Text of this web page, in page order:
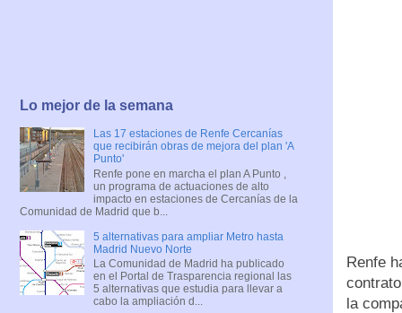
Renfe
la
Lo mejor de la semana
Las 17 estaciones de Renfe Cercanías
que recibirán obras de mejora del plan 'A
Punto'
Renfe pone en marcha el plan A Punto ,
un programa de actuaciones de alto
impacto en estaciones de Cercanías de la
Comunidad de Madrid que b...
5 alternativas para ampliar Metro hasta
Madrid Nuevo Norte
La Comunidad de Madrid ha publicado
en el Portal de Trasparencia regional las
5 alternativas que estudia para llevar a
cabo la ampliación d...